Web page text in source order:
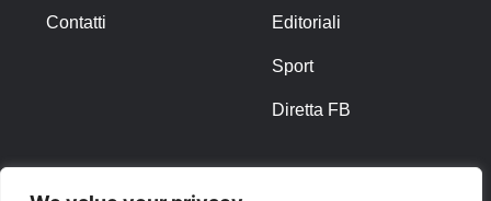
Contatti Editoriali
Sport
Diretta FB